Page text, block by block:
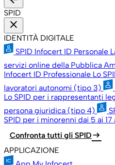
SPID
close
IDENTITÀ DIGITALE
SPID Infocert ID Personale
servizi online della Pubblica
Infocert ID Professionale Lo
lavoratori autonomi (tipo 3)
Lo SPID per i rappresentanti
persona giuridica (tipo 4)
SPID per i minorenni dai 5 ai 17
Confronta tutti gli SPID arrow_right_alt
APPLICAZIONE